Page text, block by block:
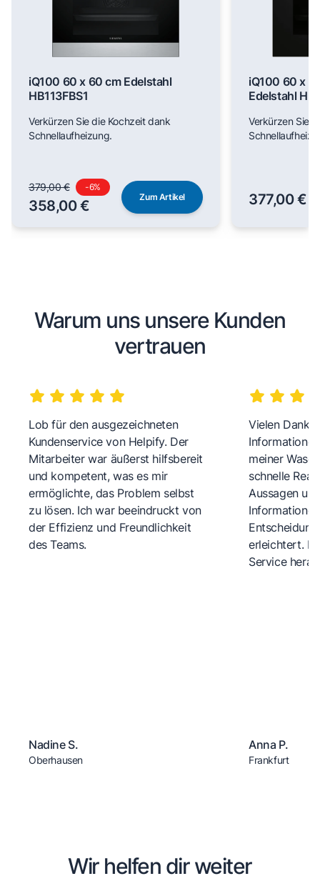
iQ100 60 x 60 cm Edelstahl
HB113FBS1
Verkürzen Sie die Kochzeit dank
Schnellaufheizung.
379,00 € -6%
358,00 €
Zum Artikel
iQ100 60 x
Edelstahl
Verkürzen Sie
377,00 €
Warum uns unsere Kunden
vertrauen
Lob für den ausgezeichneten
Kundenservice von Helpify. Der
Mitarbeiter war äußerst hilfsbereit
und kompetent, was es mir
ermöglichte, das Problem selbst
zu lösen. Ich war beeindruckt von
der Effizienz und Freundlichkeit
des Teams.
Nadine S.
Oberhausen
Vielen Dank
meiner
schnelle
Aussagen
erleichtert.
Service
Anna P.
Frankfurt
Wir helfen dir weiter